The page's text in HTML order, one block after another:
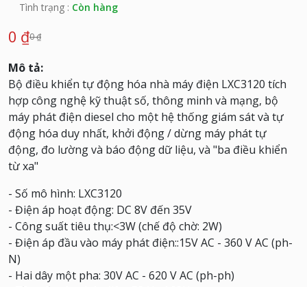
Tình trạng : Còn hàng
0 ₫0 ₫
Mô tả:
Bộ điều khiển tự động hóa nhà máy điện LXC3120 tích
hợp công nghệ kỹ thuật số, thông minh và mạng, bộ
máy phát điện diesel cho một hệ thống giám sát và tự
động hóa duy nhất, khởi động / dừng máy phát tự
động, đo lường và báo động dữ liệu, và "ba điều khiển
từ xa"
- Số mô hình: LXC3120
- Điện áp hoạt động: DC 8V đến 35V
- Công suất tiêu thụ:<3W (chế độ chờ: 2W)
- Điện áp đầu vào máy phát điện::15V AC - 360 V AC (ph-
N)
- Hai dây một pha: 30V AC - 620 V AC (ph-ph)